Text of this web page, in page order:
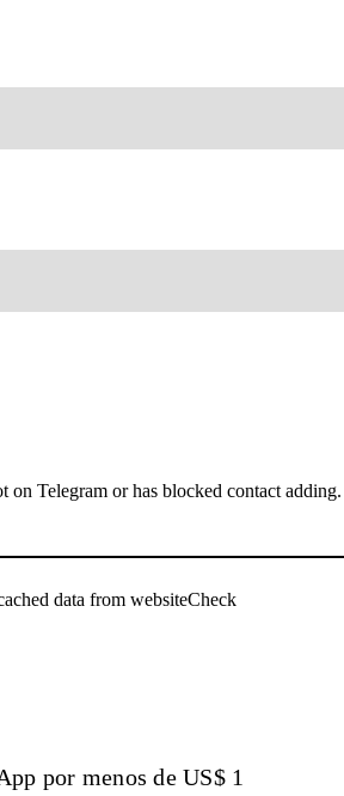
on Telegram or has blocked contact adding.
data from websiteCheck
por menos de US$ 1